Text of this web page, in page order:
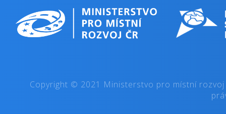
Copyright © 2021 Ministerstvo pro místní rozvoj